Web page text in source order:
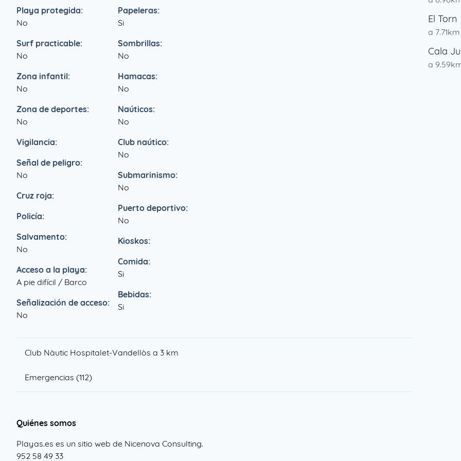
Playa protegida:
No
Surf practicable:
No
Zona infantil:
No
Zona de deportes:
No
Vigilancia:
Señal de peligro:
No
Cruz roja:
Policía:
Salvamento:
No
Acceso a la playa:
A pie difícil / Barco
Señalización de acceso:
No
Papeleras:
Si
Sombrillas:
No
Hamacas:
No
Naúticos:
No
Club naútico:
No
Submarinismo:
No
Puerto deportivo:
No
Kioskos:
Comida:
Si
Bebidas:
Si
Club Nàutic Hospitalet-Vandellòs a 3 km
Emergencias (112)
El Torn
a 7.71km
Cala
a
Quiénes somos
Playas.es es un sitio web de Nicenova Consulting.
952 58 49 33